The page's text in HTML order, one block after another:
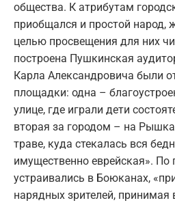
общества. К атрибутам
приобщался и простой народ,
целью просвещения для них
построена Пушкинская
Карла Александровича были
площадки: одна –
улице, где играли дети
вторая за городом – на
траве, куда стекалась вся
имущественно еврейская».
устраивались в Боюканах,
нарядных зрителей, принимая